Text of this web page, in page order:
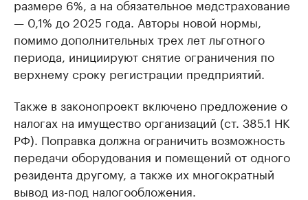
размере 6%, а на обязательное медстрахование
— 0,1% до 2025 года. Авторы новой нормы,
помимо дополнительных трех лет льготного
периода, инициируют снятие ограничения по
верхнему сроку регистрации предприятий.
Также в законопроект включено предложение о
налогах на имущество организаций (ст. 385.1 НК
РФ). Поправка должна ограничить возможность
передачи оборудования и помещений от одного
резидента другому, а также их многократный
вывод из-под налогообложения.